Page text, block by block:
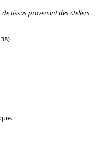
tissus provenant des ateliers